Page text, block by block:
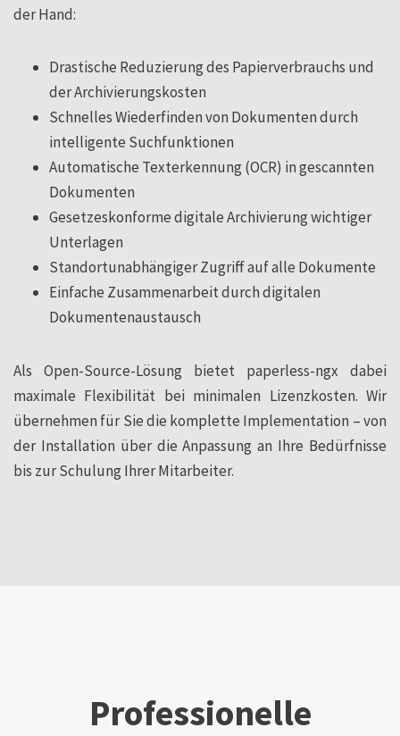
der Hand:
Drastische Reduzierung des Papierverbrauchs und
der Archivierungskosten
Schnelles Wiederfinden von Dokumenten durch
intelligente Suchfunktionen
Automatische Texterkennung (OCR) in gescannten
Dokumenten
Gesetzeskonforme digitale Archivierung wichtiger
Unterlagen
Standortunabhängiger Zugriff auf alle Dokumente
Einfache Zusammenarbeit durch digitalen
Dokumentenaustausch
Als Open-Source-Lösung bietet paperless-ngx dabei
maximale Flexibilität bei minimalen Lizenzkosten. Wir
übernehmen für Sie die komplette Implementation – von
der Installation über die Anpassung an Ihre Bedürfnisse
bis zur Schulung Ihrer Mitarbeiter.
Professionelle